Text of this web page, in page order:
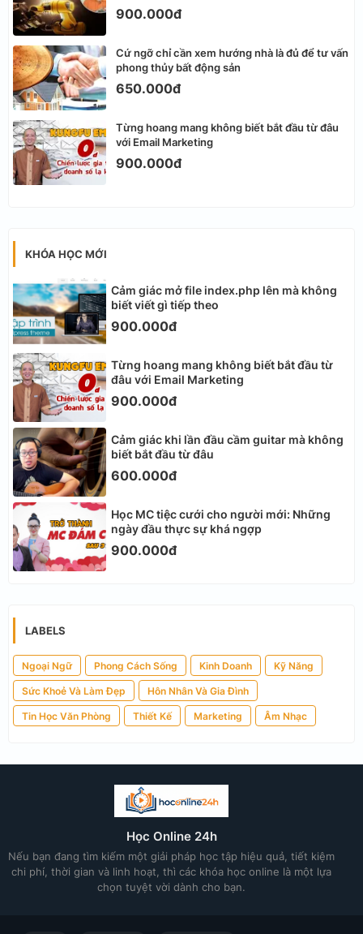
900.000đ
Cứ ngỡ chỉ cần xem hướng nhà là đủ để tư vấn
phong thủy bất động sản
650.000đ
Từng hoang mang không biết bắt đầu từ đâu
với Email Marketing
900.000đ
KHÓA HỌC MỚI
Cảm giác mở file index.php lên mà không
biết viết gì tiếp theo
900.000đ
Từng hoang mang không biết bắt đầu từ
đâu với Email Marketing
900.000đ
Cảm giác khi lần đầu cầm guitar mà không
biết bắt đầu từ đâu
600.000đ
Học MC tiệc cưới cho người mới: Những
ngày đầu thực sự khá ngợp
900.000đ
LABELS
Ngoại Ngữ Phong Cách Sống Kinh Doanh Kỹ Năng
Sức Khoẻ Và Làm Đẹp Hôn Nhân Và Gia Đình
Tin Học Văn Phòng Thiết Kế Marketing Âm Nhạc
Học Online 24h
Nếu bạn đang tìm kiếm một giải pháp học tập hiệu quả, tiết kiệm
chi phí, thời gian và linh hoạt, thì các khóa học online là một lựa
chọn tuyệt vời dành cho bạn.